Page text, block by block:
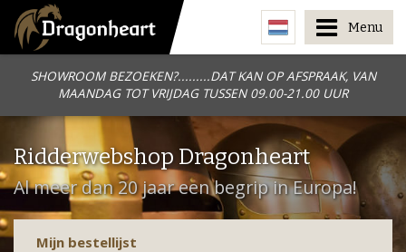
SHOWROOM BEZOEKEN?.........DAT KAN OP AFSPRAAK, VAN
MAANDAG TOT VRIJDAG TUSSEN 09.00-21.00 UUR
Menu
Ridderwebshop Dragonheart
Al meer dan 20 jaar een begrip in Europa!
Mijn bestellijst